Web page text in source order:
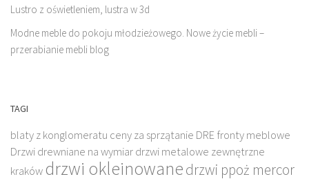
Lustro z oświetleniem, lustra w 3d
Modne meble do pokoju młodzieżowego. Nowe życie mebli –
przerabianie mebli blog
TAGI
blaty z konglomeratu ceny za sprzątanie DRE fronty meblowe
Drzwi drewniane na wymiardrzwi metalowe zewnętrzne
kraków drzwi okleinowanedrzwi ppoż mercor